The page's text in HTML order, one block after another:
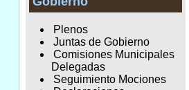
Plenos
Juntas de Gobierno
Comisiones Municipales
Delegadas
Seguimiento Mociones